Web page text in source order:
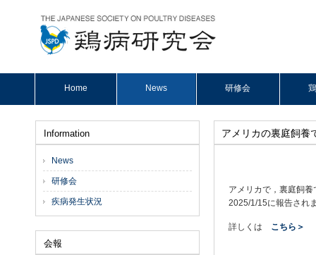
Home News 研修会
アメリカの裏庭飼養
アメリカで，裏庭飼
2025/1/15に報告され
詳しくは こちら＞
Information
News
研修会
疾病発生状況
会報